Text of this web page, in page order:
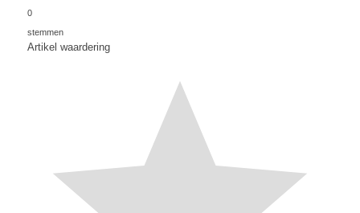
0
stemmen
Artikel waardering